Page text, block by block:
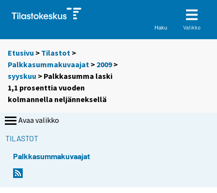
Haku Valikko
Etusivu > Tilastot >
Palkkasummakuvaajat > 2009>
syyskuu > Palkkasumma laski
1,1 prosenttia vuoden
kolmannella neljänneksellä
Avaa valikko
TILASTOT
Palkkasummakuvaajat